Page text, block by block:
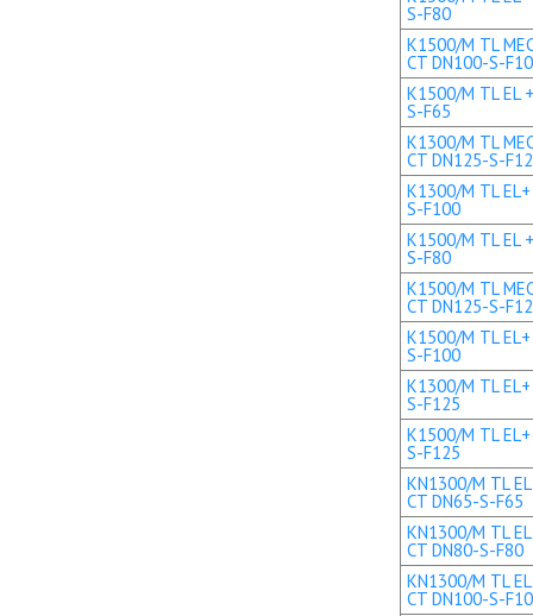
S-F80
K1500/M TL
CT DN100-S-
K1500/M TL EL
S-F65
K1300/M TL
CT DN125-S-
K1300/M TL
S-F100
K1500/M TL EL
S-F80
K1500/M TL
CT DN125-S-
K1500/M TL
S-F100
K1300/M TL
S-F125
K1500/M TL
S-F125
KN1300/M TL
CT DN65-S-F65
KN1300/M TL
CT DN80-S-F80
KN1300/M TL
CT DN100-S-